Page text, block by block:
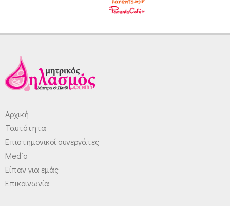
Αρχική
Ταυτότητα
Επιστημονικοί συνεργάτες
Media
Είπαν για εμάς
Επικοινωνία